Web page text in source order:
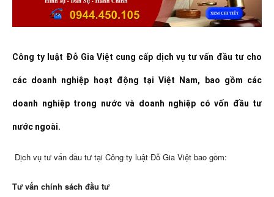
Công ty luật Đỗ Gia Việt cung cấp dịch vụ tư vấn đầu tư cho
các doanh nghiệp hoạt động tại Việt Nam, bao gồm các
doanh nghiệp trong nước và doanh nghiệp có vốn đầu tư
nước ngoài.
Dịch vụ tư vấn đầu tư tại Công ty luật Đỗ Gia Việt bao gồm:
Tư vấn chính sách đầu tư